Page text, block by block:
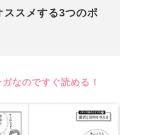
ススメする3つのポ
ガなのですぐ読める！